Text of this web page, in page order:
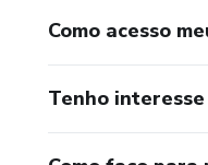
Como acesso
Tenho